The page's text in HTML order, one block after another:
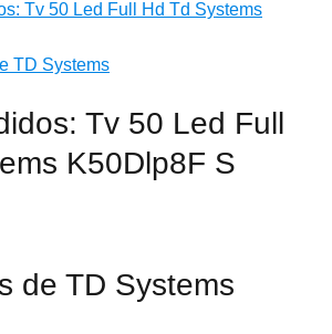
Tv 50 Led Full Hd Td Systems
TD Systems
Tv 50 Led Full
K50Dlp8F S
de TD Systems